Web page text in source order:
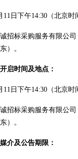
11 日 下午14:30 （北京时
招标采购服务有限公
）。
启时间及地点：
11日下午14:30（北京时
招标采购服务有限公
）。
介及公告期限 ：